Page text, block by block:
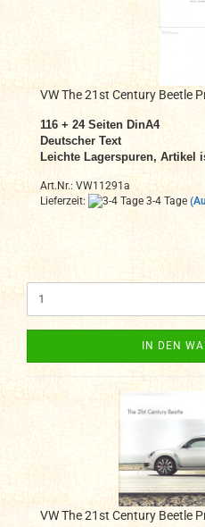
VW The 21st Century Beetle
116 + 24 Seiten DinA4
Deutscher Text
Leichte Lagerspuren, Artikel
Art.Nr.: VW11291a
Lieferzeit:
3-4 Tage
IN DEN
VW The 21st Century Beetle